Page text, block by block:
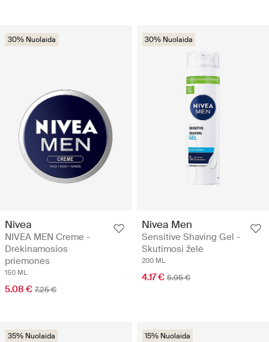
30% Nuolaida
Nivea
NIVEA MEN Creme -
Drėkinamosios
priemonės
150 ML
5.08 € 7.25 €
30% Nuolaida
Nivea Men
Sensitive Shaving Gel -
Skutimosi želė
200 ML
4.17 € 5.95 €
35% Nuolaida 15% Nuolaida